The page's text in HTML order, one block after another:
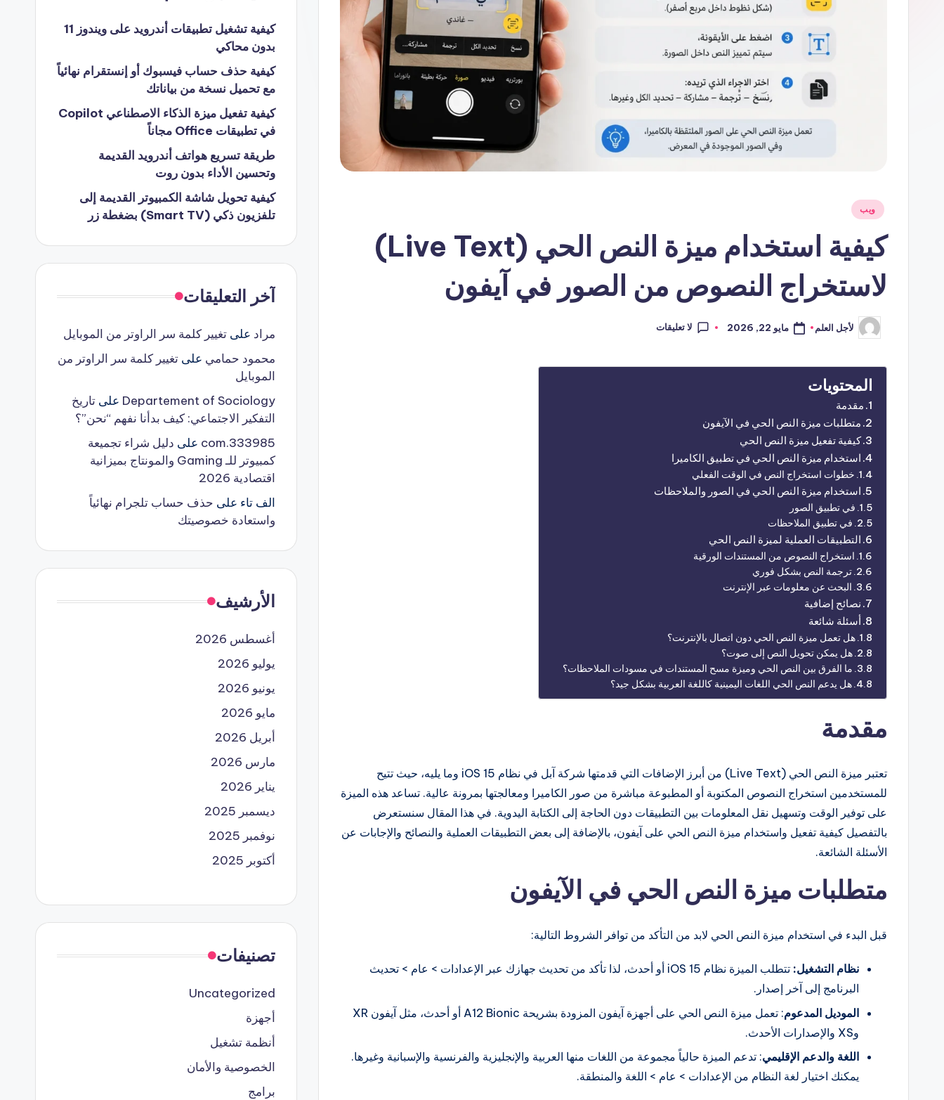
نُشرويب
كيفية استخدام ميزة النص الحي (Live Text)
لاستخراج النصوص من الصور في آيفون
تمّ
النشر
لأجل العلم مايو 22, 2026 لا تعليقات
المحتويات
مقدمة
متطلبات ميزة النص الحي في الآيفون
كيفية تفعيل ميزة النص الحي
استخدام ميزة النص الحي في تطبيق الكاميرا
خطوات استخراج النص في الوقت الفعلي
استخدام ميزة النص الحي في الصور والملاحظات
في تطبيق الصور
في تطبيق الملاحظات
التطبيقات العملية لميزة النص الحي
استخراج النصوص من المستندات الورقية
ترجمة النص بشكل فوري
البحث عن معلومات عبر الإنترنت
نصائح إضافية
أسئلة شائعة
هل تعمل ميزة النص الحي دون اتصال بالإنترنت؟
هل يمكن تحويل النص إلى صوت؟
ما الفرق بين النص الحي وميزة مسح المستندات في مسودات الملاحظات؟
هل يدعم النص الحي اللغات اليمينية كاللغة العربية بشكل جيد؟
مقدمة
تعتبر ميزة النص الحي (Live Text) من أبرز الإضافات التي قدمتها شركة آبل في نظام iOS 15 وما يليه، حيث تتيح
للمستخدمين استخراج النصوص المكتوبة أو المطبوعة مباشرة من صور الكاميرا ومعالجتها بمرونة عالية. تساعد هذه الميزة
على توفير الوقت وتسهيل نقل المعلومات بين التطبيقات دون الحاجة إلى الكتابة اليدوية. في هذا المقال سنستعرض
بالتفصيل كيفية تفعيل واستخدام ميزة النص الحي على آيفون، بالإضافة إلى بعض التطبيقات العملية والنصائح والإجابات عن
الأسئلة الشائعة.
متطلبات ميزة النص الحي في الآيفون
قبل البدء في استخدام ميزة النص الحي لابد من التأكد من توافر الشروط التالية:
نظام التشغيل:
تتطلب الميزة نظام iOS 15 أو أحدث، لذا تأكد من تحديث جهازك عبر الإعدادات > عام > تحديث
البرنامج إلى آخر إصدار.
الموديل المدعوم
: تعمل ميزة النص الحي على أجهزة آيفون المزودة بشريحة A12 Bionic أو أحدث، مثل آيفون XR
وXS والإصدارات الأحدث.
اللغة والدعم الإقليمي: تدعم الميزة حالياً مجموعة من اللغات منها العربية والإنجليزية والفرنسية والإسبانية وغيرها.
يمكنك اختيار لغة النظام من الإعدادات > عام > اللغة والمنطقة.
كيفية تشغيل تطبيقات أندرويد على ويندوز 11
بدون محاكي
كيفية حذف حساب فيسبوك أو إنستقرام نهائياً
مع تحميل نسخة من بياناتك
كيفية تفعيل ميزة الذكاء الاصطناعي Copilot
في تطبيقات Office مجاناً
طريقة تسريع هواتف أندرويد القديمة
وتحسين الأداء بدون روت
كيفية تحويل شاشة الكمبيوتر القديمة إلى
تلفزيون ذكي (Smart TV) بضغطة زر
آخر التعليقات
مراد على تغيير كلمة سر الراوتر من الموبايل
محمود حمامي على تغيير كلمة سر الراوتر من
الموبايل
Departement of Sociology على تاريخ
التفكير الاجتماعي: كيف بدأنا نفهم “نحن”؟
333985.com
على دليل شراء تجميعة
كمبيوتر للـ Gaming والمونتاج بميزانية
اقتصادية 2026
الف تاء على حذف حساب تلجرام نهائياً
واستعادة خصوصيتك
الأرشيف
أغسطس 2026
يوليو 2026
يونيو 2026
مايو 2026
أبريل 2026
مارس 2026
يناير 2026
ديسمبر 2025
نوفمبر 2025
أكتوبر 2025
تصنيفات
Uncategorized
أجهزة
أنظمة تشغيل
الخصوصية والأمان
برامج